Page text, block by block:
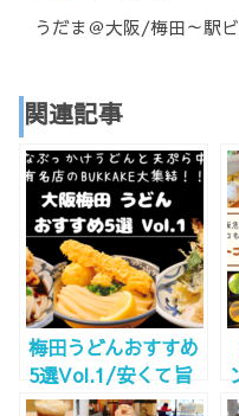
うだま＠大阪/梅田～駅
関連記事
梅田うどんおすすめ
5選Vol.1/安くて旨
いぶっかけうどんご